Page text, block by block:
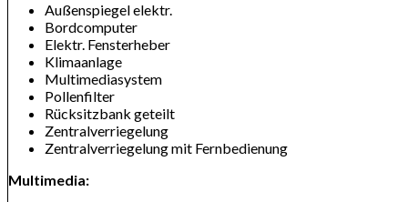
Außenspiegel elektr.
Bordcomputer
Elektr. Fensterheber
Klimaanlage
Multimediasystem
Pollenfilter
Rücksitzbank geteilt
Zentralverriegelung
Zentralverriegelung mit Fernbedienung
Multimedia: